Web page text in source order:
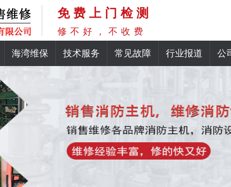
免费上门检测
修不好，不收费
海湾维保 技术服务 常见故障 行业报道 公